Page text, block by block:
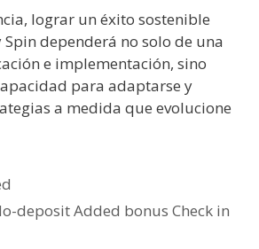
lograr un éxito sostenible
dependerá no solo de una
e implementación, sino
para adaptarse y
a medida que evolucione
deposit Added bonus Check in